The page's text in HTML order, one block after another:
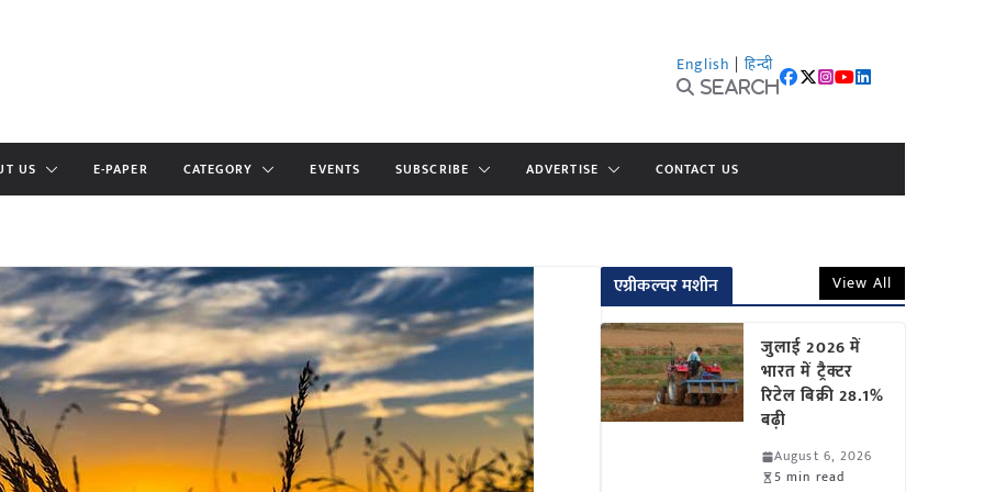
English | हिन्दी
Search
US E-PAPER CATEGORY EVENTS SUBSCRIBE ADVERTISE CONTACT US
एग्रीकल्चर मशीन View All
जुलाई 2026 में
भारत में ट्रैक्टर
रिटेल बिक्री 28.1%
बढ़ी
August 6, 2026
5 min read